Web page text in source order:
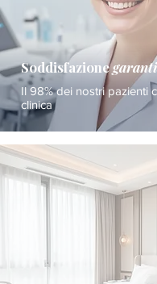
Soddisfazione
Il 98% dei nostri pazienti
clinica